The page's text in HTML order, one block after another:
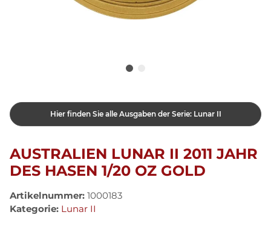
Hier finden Sie alle Ausgaben der Serie: Lunar II
AUSTRALIEN LUNAR II 2011 JAHR
DES HASEN 1/20 OZ GOLD
Artikelnummer: 1000183
Kategorie: Lunar II